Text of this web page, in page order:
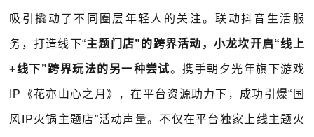
吸引撬动了不同圈层年轻人的关注。联动抖音生活服
务，打造线下“主题门店”的跨界活动，小龙坎开启“线上
+线下”跨界玩法的另一种尝试。携手朝夕光年旗下游戏
IP《花亦山心之月》，在平台资源助力下，成功引爆“国
风IP火锅主题店”活动声量。不仅在平台独家上线主题火